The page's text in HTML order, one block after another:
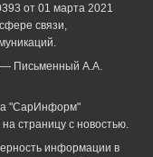
от 01 марта 2021
связи,
Письменный А.А.
"СарИнформ"
страницу с новостью.
информации в